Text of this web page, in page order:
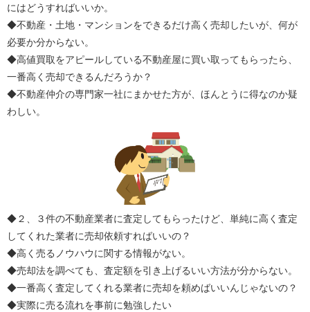
にはどうすればいいか。
◆不動産・土地・マンションをできるだけ高く売却したいが、何が
必要か分からない。
◆高値買取をアピールしている不動産屋に買い取ってもらったら、
一番高く売却できるんだろうか？
◆不動産仲介の専門家一社にまかせた方が、ほんとうに得なのか疑
わしい。
◆２、３件の不動産業者に査定してもらったけど、単純に高く査定
してくれた業者に売却依頼すればいいの？
◆高く売るノウハウに関する情報がない。
◆売却法を調べても、査定額を引き上げるいい方法が分からない。
◆一番高く査定してくれる業者に売却を頼めばいいんじゃないの？
◆実際に売る流れを事前に勉強したい